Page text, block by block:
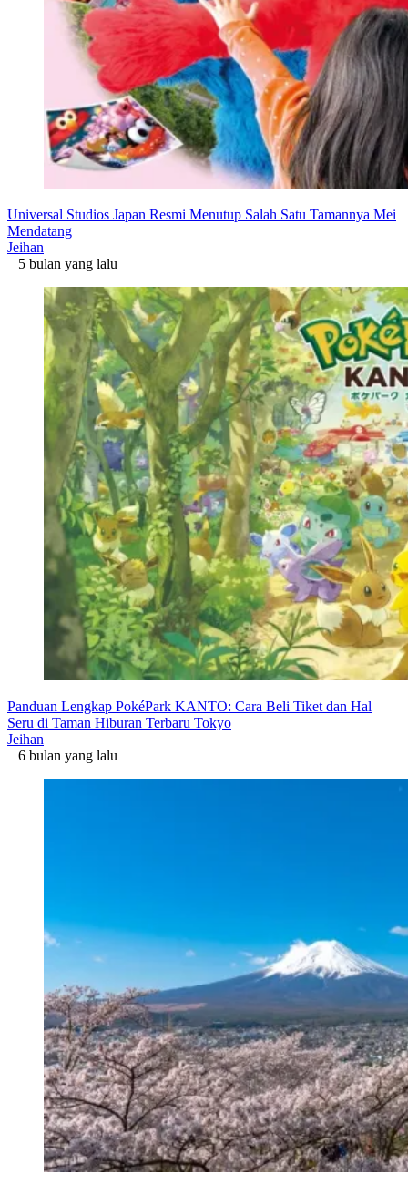
Universal Studios Japan Resmi Menutup Salah Satu Tamannya Mei
Mendatang
Jeihan
5 bulan yang lalu
Panduan Lengkap PokéPark KANTO: Cara Beli Tiket dan Hal
Seru di Taman Hiburan Terbaru Tokyo
Jeihan
6 bulan yang lalu